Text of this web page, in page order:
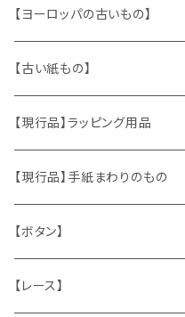
【ヨーロッパの古いもの】
ヴィンテージアクセサリー
おもちゃ、ぬいぐるみ
くま、テディベア
うさぎ
ヴィンテージファブリック
ハンドメイド製品
お部屋に飾るもの
【古い紙もの】
切手、FDC
ポストカード、カレンダー
マッチラベル、食品ラベル
蔵書票、荷札、ビュバー、伝票
【現行品】ラッピング用品
伝票、タグ、シール
袋、ラッピングペーパー
ひも、テープ
【現行品】手紙まわりのもの
封筒、ポストカード
切手
【ボタン】
木
【レース】